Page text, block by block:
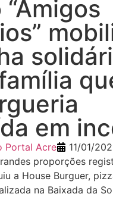
em
Portal Acre 11/01/
proporções
a House Burguer,
na Baixada da